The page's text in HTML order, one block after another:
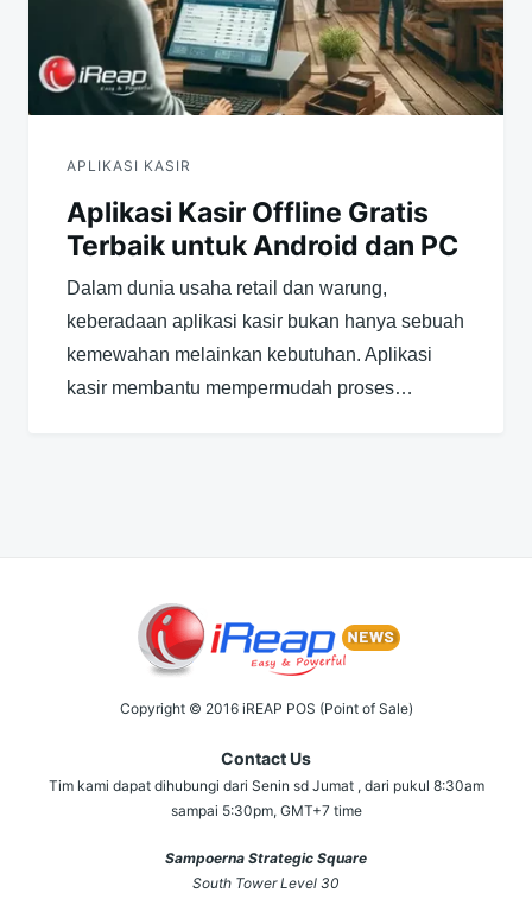
APLIKASI KASIR
Aplikasi Kasir Offline Gratis
Terbaik untuk Android dan PC
Dalam dunia usaha retail dan warung,
keberadaan aplikasi kasir bukan hanya sebuah
kemewahan melainkan kebutuhan. Aplikasi
kasir membantu mempermudah proses…
Copyright © 2016 iREAP POS (Point of Sale)
Contact Us
Tim kami dapat dihubungi dari Senin sd Jumat , dari pukul 8:30am
sampai 5:30pm, GMT+7 time
Sampoerna Strategic Square
South Tower Level 30